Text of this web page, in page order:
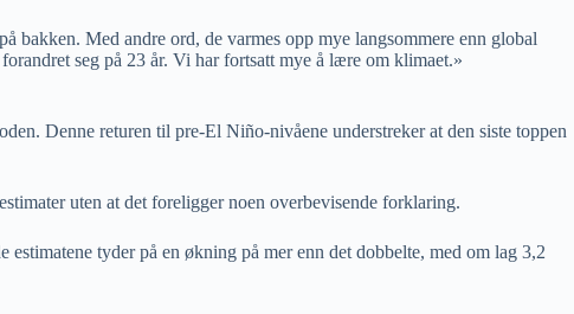
bakken. Med andre ord, de varmes opp mye langsommere enn global
seg på 23 år. Vi har fortsatt mye å lære om klimaet.»
Denne returen til pre-El Niño-nivåene understreker at den siste toppen
uten at det foreligger noen overbevisende forklaring.
tyder på en økning på mer enn det dobbelte, med om lag 3,2